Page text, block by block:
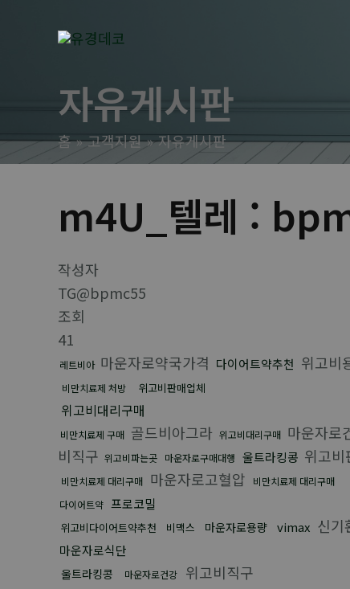
자유게시판
홈 고객지원 자유게시판
m4U_텔레 :
작성자
TG@bpmc55
조회
41
레트비아 마운자로약국가격 다이어트약추천 위고비
비만치료제 처방 위고비판매업체
위고비대리구매
비만치료제 구매 골드비아그라 위고비대리구매 마운자로
비직구 위고비파는곳 마운자로구매대행 울트라킹콩 위고비
비만치료제 대리구매 마운자로고혈압
비만치료제 대리구매
다이어트약 프로코밀
위고비다이어트약추천 비맥스 마운자로용량 vimax 신기
마운자로식단
울트라킹콩 마운자로건강 위고비직구